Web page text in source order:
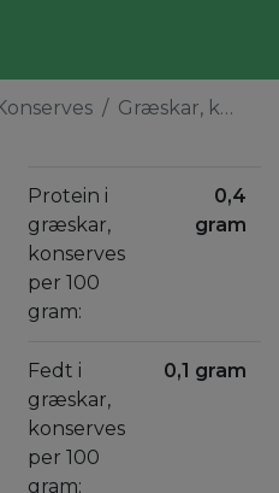
Græskar, konserves
Protein i
græskar,
konserves
per 100
gram:
0,4
gram
Fedt i
græskar,
konserves
per 100
gram:
0,1 gram